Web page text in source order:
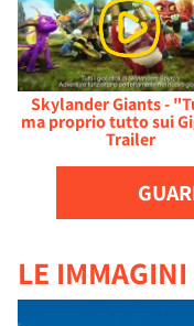
Skylander Giants -
ma proprio tutto sui
Trailer
LE IMMAGINI